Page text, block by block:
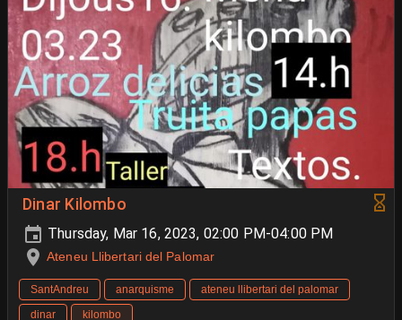
Dinar Kilombo
Thursday, Mar 16, 2023, 02:00 PM-04:00 PM
Ateneu Llibertari del Palomar
SantAndreu anarquisme
ateneu llibertari del palomar
dinar
kilombo